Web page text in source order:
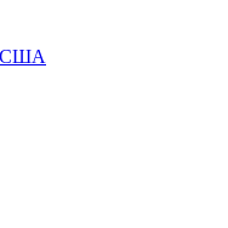
США